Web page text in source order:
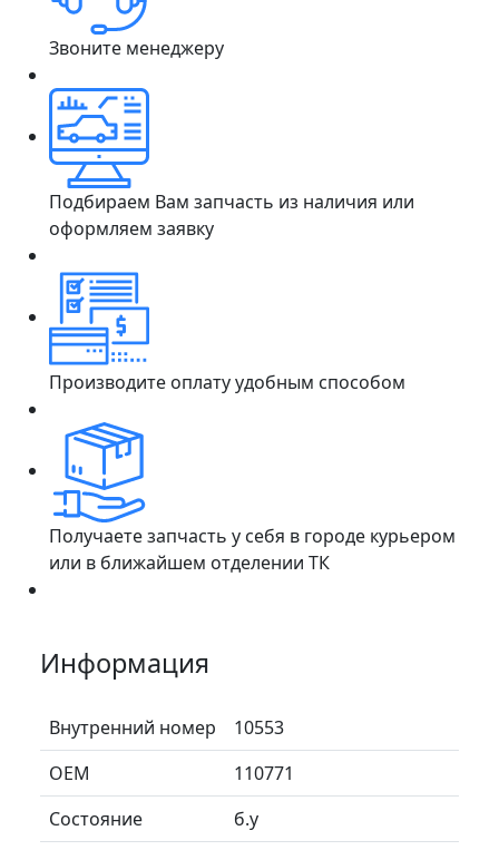
Звоните менеджеру
Подбираем Вам запчасть из наличия или
оформляем заявку
Производите оплату удобным способом
Получаете запчасть у себя в городе курьером
или в ближайшем отделении ТК
Информация
Внутренний номер
10553
ОЕМ
110771
Состояние
б.у